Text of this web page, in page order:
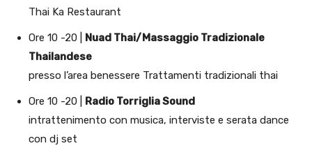
Thai Ka Restaurant
Ore 10 -20 | Nuad Thai/Massaggio Tradizionale
Thailandese
presso l’area benessere Trattamenti tradizionali thai
Ore 10 -20 | Radio Torriglia Sound
intrattenimento con musica, interviste e serata dance
con dj set